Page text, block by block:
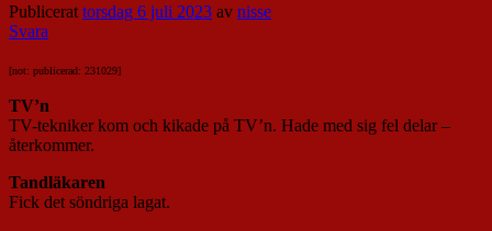
Publicerat torsdag 6 juli 2023 av nisse
Svara
[not: publicerad: 231029]
TV’n
TV-tekniker kom och kikade på TV’n. Hade med sig fel delar –
återkommer.
Tandläkaren
Fick det söndriga lagat.